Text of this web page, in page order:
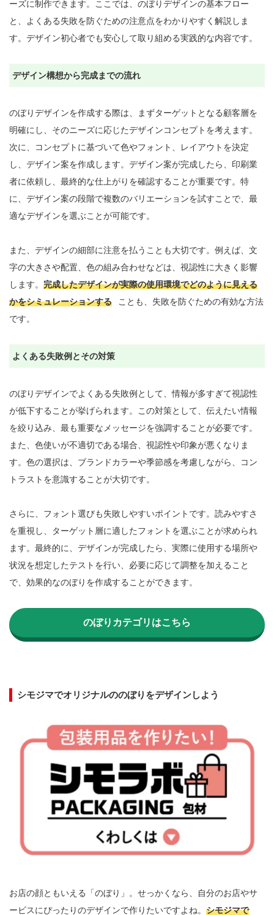
ーズに制作できます。ここでは、のぼりデザインの基本フロー
と、よくある失敗を防ぐための注意点をわかりやすく解説しま
す。デザイン初心者でも安心して取り組める実践的な内容です。
デザイン構想から完成までの流れ
のぼりデザインを作成する際は、まずターゲットとなる顧客層を
明確にし、そのニーズに応じたデザインコンセプトを考えます。
次に、コンセプトに基づいて色やフォント、レイアウトを決定
し、デザイン案を作成します。デザイン案が完成したら、印刷業
者に依頼し、最終的な仕上がりを確認することが重要です。特
に、デザイン案の段階で複数のバリエーションを試すことで、最
適なデザインを選ぶことが可能です。
また、デザインの細部に注意を払うことも大切です。例えば、文
字の大きさや配置、色の組み合わせなどは、視認性に大きく影響
します。 完成したデザインが実際の使用環境でどのように見える
かをシミュレーションする
ことも、失敗を防ぐための有効な方法
です。
よくある失敗例とその対策
のぼりデザインでよくある失敗例として、情報が多すぎて視認性
が低下することが挙げられます。この対策として、伝えたい情報
を絞り込み、最も重要なメッセージを強調することが必要です。
また、色使いが不適切である場合、視認性や印象が悪くなりま
す。色の選択は、ブランドカラーや季節感を考慮しながら、コン
トラストを意識することが大切です。
さらに、フォント選びも失敗しやすいポイントです。読みやすさ
を重視し、ターゲット層に適したフォントを選ぶことが求められ
ます。最終的に、デザインが完成したら、実際に使用する場所や
状況を想定したテストを行い、必要に応じて調整を加えること
で、効果的なのぼりを作成することができます。
のぼりカテゴリはこちら
シモジマでオリジナルののぼりをデザインしよう
お店の顔ともいえる「のぼり」。せっかくなら、自分のお店やサ
ービスにぴったりのデザインで作りたいですよね。 シモジマで